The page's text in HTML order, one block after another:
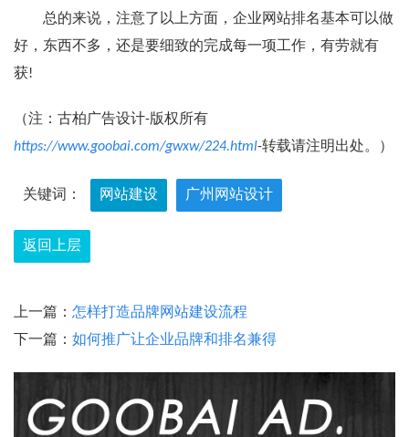
总的来说，注意了以上方面，企业网站排名基本可以做
好，东西不多，还是要细致的完成每一项工作，有劳就有
获!
（注：古柏广告设计-版权所有
https://www.goobai.com/gwxw/224.html-转载请注明出处。）
关键词： 网站建设 广州网站设计
返回上层
上一篇： 怎样打造品牌网站建设流程
下一篇： 如何推广让企业品牌和排名兼得